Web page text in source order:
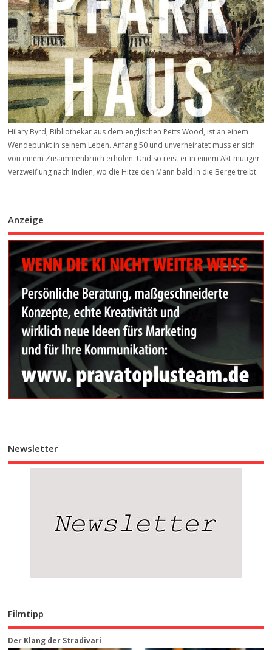
Hilary Byrd, Bibliothekar aus dem englischen Petts Wood, ist an einem
Wendepunkt in seinem Leben. Anfang 50 und unverheiratet muss er sich
von einem Zusammenbruch erholen. Und so reist er in einem Akt mutiger
Verzweiflung nach Indien, wo die Hitze den Mann bald in die Berge treibt.
Anzeige
Newsletter
Filmtipp
Der Klang der Stradivari